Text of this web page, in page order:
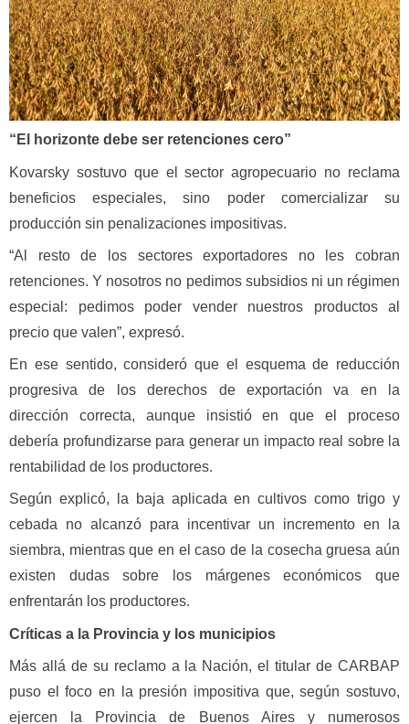
“El horizonte debe ser retenciones cero”
Kovarsky sostuvo que el sector agropecuario no reclama
beneficios especiales, sino poder comercializar su
producción sin penalizaciones impositivas.
“Al resto de los sectores exportadores no les cobran
retenciones. Y nosotros no pedimos subsidios ni un régimen
especial: pedimos poder vender nuestros productos al
precio que valen”, expresó.
En ese sentido, consideró que el esquema de reducción
progresiva de los derechos de exportación va en la
dirección correcta, aunque insistió en que el proceso
debería profundizarse para generar un impacto real sobre la
rentabilidad de los productores.
Según explicó, la baja aplicada en cultivos como trigo y
cebada no alcanzó para incentivar un incremento en la
siembra, mientras que en el caso de la cosecha gruesa aún
existen dudas sobre los márgenes económicos que
enfrentarán los productores.
Críticas a la Provincia y los municipios
Más allá de su reclamo a la Nación, el titular de CARBAP
puso el foco en la presión impositiva que, según sostuvo,
ejercen la Provincia de Buenos Aires y numerosos